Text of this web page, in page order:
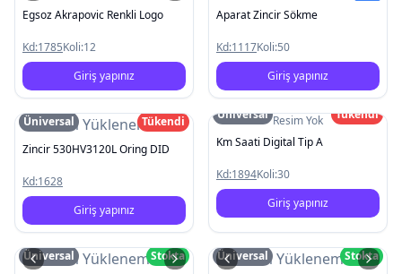
Egsoz Akrapovic Renkli Logo
Kd:1785Koli:12
Giriş yapınız
Aparat Zincir Sökme
Kd:1117Koli:50
Giriş yapınız
Resim Yüklenemedi
Üniversal
Tükendi
Zincir 530HV3120L Oring DID
Kd:1628
Giriş yapınız
Resim Yok
Üniversal
Tükendi
Km Saati Digital Tip A
Kd:1894Koli:30
Giriş yapınız
Resim Yüklenemedi
Üniversal
Stokta
Resim Yüklenemedi
Üniversal
Stokta